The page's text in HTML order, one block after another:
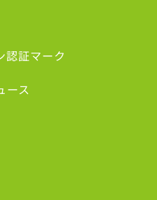
認証マーク
ース